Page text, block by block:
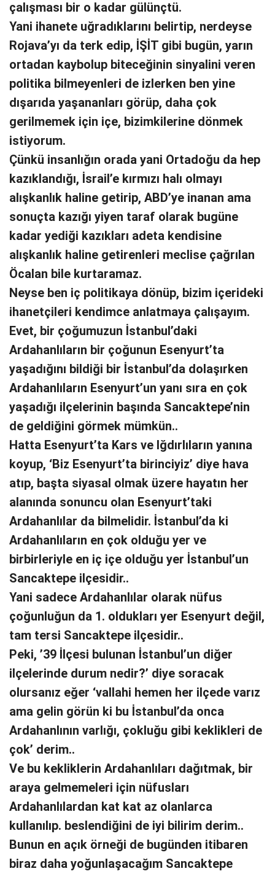
çalışması bir o kadar gülünçtü.
Yani ihanete uğradıklarını belirtip, nerdeyse
Rojava’yı da terk edip, İŞİT gibi bugün, yarın
ortadan kaybolup biteceğinin sinyalini veren
politika bilmeyenleri de izlerken ben yine
dışarıda yaşananları görüp, daha çok
gerilmemek için içe, bizimkilerine dönmek
istiyorum.
Çünkü insanlığın orada yani Ortadoğu da hep
kazıklandığı, İsrail’e kırmızı halı olmayı
alışkanlık haline getirip, ABD’ye inanan ama
sonuçta kazığı yiyen taraf olarak bugüne
kadar yediği kazıkları adeta kendisine
alışkanlık haline getirenleri meclise çağrılan
Öcalan bile kurtaramaz.
Neyse ben iç politikaya dönüp, bizim içerideki
ihanetçileri kendimce anlatmaya çalışayım.
Evet, bir çoğumuzun İstanbul’daki
Ardahanlıların bir çoğunun Esenyurt’ta
yaşadığını bildiği bir İstanbul’da dolaşırken
Ardahanlıların Esenyurt’un yanı sıra en çok
yaşadığı ilçelerinin başında Sancaktepe’nin
de geldiğini görmek mümkün..
Hatta Esenyurt’ta Kars ve Iğdırlıların yanına
koyup, ‘Biz Esenyurt’ta birinciyiz’ diye hava
atıp, başta siyasal olmak üzere hayatın her
alanında sonuncu olan Esenyurt’taki
Ardahanlılar da bilmelidir. İstanbul’da ki
Ardahanlıların en çok olduğu yer ve
birbirleriyle en iç içe olduğu yer İstanbul’un
Sancaktepe ilçesidir..
Yani sadece Ardahanlılar olarak nüfus
çoğunluğun da 1. oldukları yer Esenyurt değil,
tam tersi Sancaktepe ilçesidir..
Peki, ’39 İlçesi bulunan İstanbul’un diğer
ilçelerinde durum nedir?’ diye soracak
olursanız eğer ‘vallahi hemen her ilçede varız
ama gelin görün ki bu İstanbul’da onca
Ardahanlının varlığı, çokluğu gibi keklikleri de
çok’ derim..
Ve bu kekliklerin Ardahanlıları dağıtmak, bir
araya gelmemeleri için nüfusları
Ardahanlılardan kat kat az olanlarca
kullanılıp. beslendiğini de iyi bilirim derim..
Bunun en açık örneği de bugünden itibaren
biraz daha yoğunlaşacağım Sancaktepe